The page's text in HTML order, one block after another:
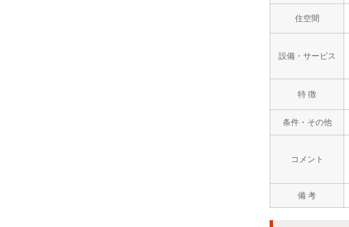
住空間
設備・サービス
特 徴
条件・その他
コメント
備 考